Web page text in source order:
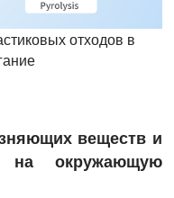
отходов в
веществ и
на окружающую